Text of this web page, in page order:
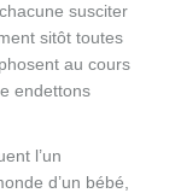
susciter
sitôt toutes
au cours
endettons
l’un
d’un bébé,